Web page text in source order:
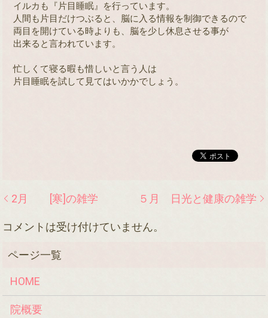
イルカも『片目睡眠』を行っています。
人間も片目だけつぶると、脳に入る情報を制御できるので
両目を開けている時よりも、脳を少し休息させる事が
出来ると言われています。
忙しくて寝る暇も惜しいと言う人は
片目睡眠を試して見てはいかかでしょう。
2月 [寒]の雑学 ５月 日光と健康の雑学
コメントは受け付けていません。
HOME
院概要